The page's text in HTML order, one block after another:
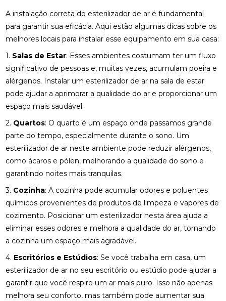
A instalação correta do esterilizador de ar é fundamental
para garantir sua eficácia. Aqui estão algumas dicas sobre os
melhores locais para instalar esse equipamento em sua casa:
1. Salas de Estar: Esses ambientes costumam ter um fluxo
significativo de pessoas e, muitas vezes, acumulam poeira e
alérgenos. Instalar um esterilizador de ar na sala de estar
pode ajudar a aprimorar a qualidade do ar e proporcionar um
espaço mais saudável.
2. Quartos: O quarto é um espaço onde passamos grande
parte do tempo, especialmente durante o sono. Um
esterilizador de ar neste ambiente pode reduzir alérgenos,
como ácaros e pólen, melhorando a qualidade do sono e
garantindo noites mais tranquilas.
3. Cozinha: A cozinha pode acumular odores e poluentes
químicos provenientes de produtos de limpeza e vapores de
cozimento. Posicionar um esterilizador nesta área ajuda a
eliminar esses odores e melhora a qualidade do ar, tornando
a cozinha um espaço mais agradável.
4. Escritórios e Estúdios: Se você trabalha em casa, um
esterilizador de ar no seu escritório ou estúdio pode ajudar a
garantir que você respire um ar mais puro. Isso não apenas
melhora seu conforto, mas também pode aumentar sua